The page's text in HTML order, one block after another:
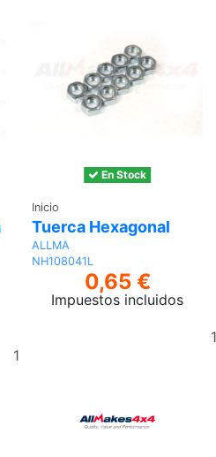
En Stock
Inicio
Tuerca Hexagonal
ALLMA
NH108041L
0,65 €
Impuestos incluidos